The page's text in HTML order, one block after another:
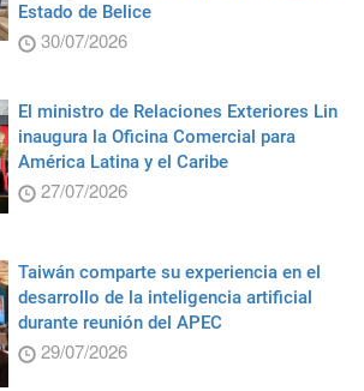
Estado de Belice
30/07/2026
El ministro de Relaciones Exteriores Lin
inaugura la Oficina Comercial para
América Latina y el Caribe
27/07/2026
Taiwán comparte su experiencia en el
desarrollo de la inteligencia artificial
durante reunión del APEC
29/07/2026